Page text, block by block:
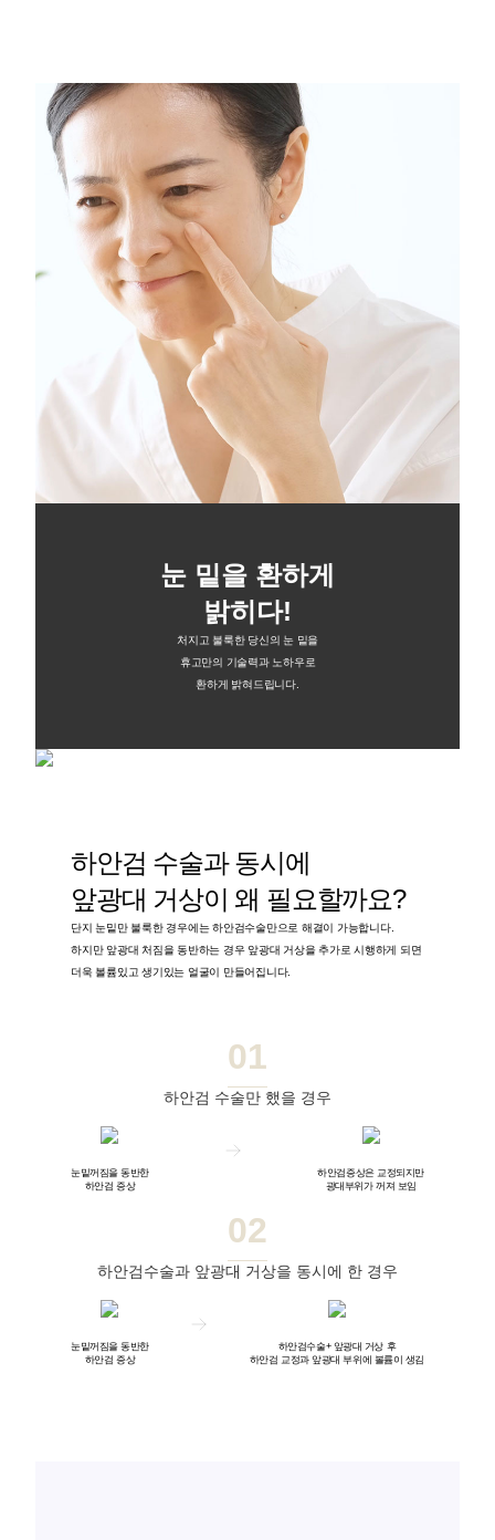
눈 밑을 환하게
밝히다!
처지고 불룩한 당신의 눈 밑을
휴고만의 기술력과 노하우로
환하게 밝혀드립니다.
하안검 수술과 동시에
앞광대 거상이 왜 필요할까요?
단지 눈밑만 불룩한 경우에는 하안검수술만으로 해결이 가능합니다.
하지만 앞광대 처짐을 동반하는 경우 앞광대 거상을 추가로 시행하게 되면
더욱 볼륨있고 생기있는 얼굴이 만들어집니다.
01
하안검 수술만 했을 경우
눈밑꺼짐을 동반한
하안검 증상
하안검증상은 교정되지만
광대부위가 꺼져 보임
02
하안검수술과 앞광대 거상을 동시에 한 경우
눈밑꺼짐을 동반한
하안검 증상
하안검수술+ 앞광대 거상 후
하안검 교정과 앞광대 부위에 볼륨이 생김